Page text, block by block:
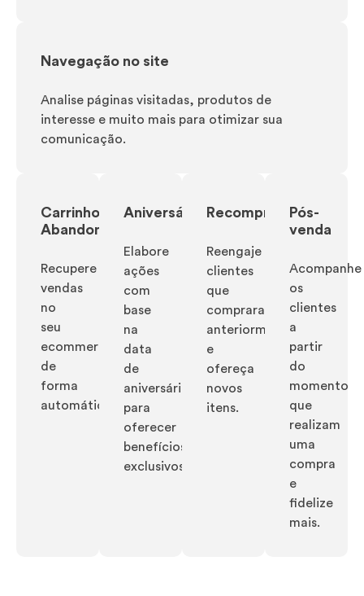
Navegação no site
Analise páginas visitadas, produtos de
interesse e muito mais para otimizar sua
comunicação.
Carrinho
Abandonado
Recupere
vendas
no
seu
ecommerce
de
forma
automática!
Aniversário
Elabore
ações
com
base
na
data
de
aniversário
para
oferecer
benefícios
exclusivos!
Recompra
Reengaje
clientes
que
compraram
anteriormente
e
ofereça
novos
itens.
Pós-
venda
Acompanhe
os
clientes
a
partir
do
momento
que
realizam
uma
compra
e
fidelize
mais.